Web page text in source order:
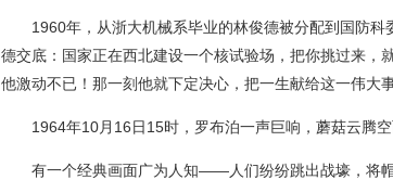
1960年，从浙大机械系毕业的林俊德被分配到国防科
德交底：国家正在西北建设一个核试验场，把你挑过来，
他激动不已！那一刻他就下定决心，把一生献给这一伟大事
1964年10月16日15时，罗布泊一声巨响，蘑菇云腾空
有一个经典画面广为人知——人们纷纷跳出战壕，将帽